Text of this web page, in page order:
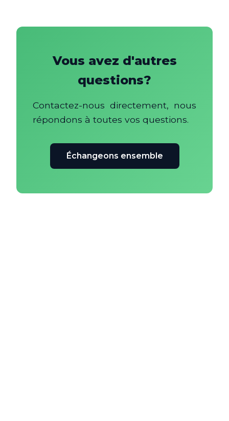
Vous avez d'autres
questions?
Contactez-nous directement, nous
répondons à toutes vos questions.
Échangeons ensemble